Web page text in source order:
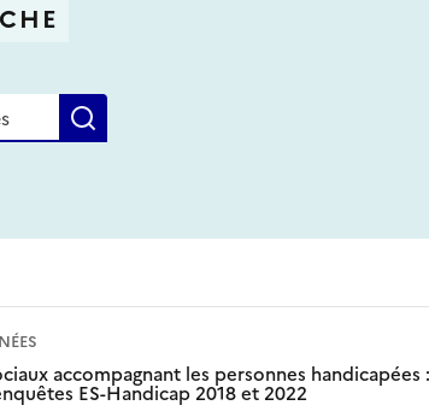
accompagnant les personnes handicapées
ES-Handicap 2018 et 2022